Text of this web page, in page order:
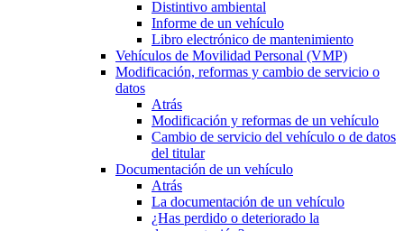
Distintivo ambiental
Informe de un vehículo
Libro electrónico de mantenimiento
Vehículos de Movilidad Personal (VMP)
Modificación, reformas y cambio de servicio o
datos
Atrás
Modificación y reformas de un vehículo
Cambio de servicio del vehículo o de datos
del titular
Documentación de un vehículo
Atrás
La documentación de un vehículo
¿Has perdido o deteriorado la